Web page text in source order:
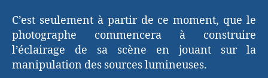
C’est seulement à partir de ce moment, que le
photographe commencera à construire
l’éclairage de sa scène en jouant sur la
manipulation des sources lumineuses.